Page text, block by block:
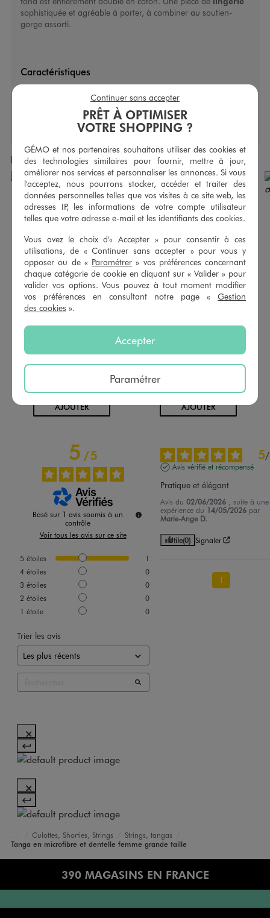
sophistiquée et agréable à porter, à combiner au soutien-
gorge assorti.
Caractéristiques
Produits achetés ensemble
Soutien-gorge emboitant en dentelle femme grande taille
17,99 €
4.5/5 de moyenne
AJOUTERAU PANIER
Soutien-gorge emboitant à coques fines femme grande taille
19,99 €
AJOUTERAU PANIER
5/5
Basé sur 1 avis soumis à un
contrôle
Voir tous les avis sur ce site
5 étoiles
1
4 étoiles
0
3 étoiles
0
2 étoiles
0
1 étoile 0
Trier les avis
5/
Avis vérifié et récompensé
Pratique et élégant
Avis du02/06/2026
, suite à une
expérience du 14/05/2026 par
Marie-Ange D.
Utile(0) Signaler
1
Accueil
Femme
Lingerie
Culottes, Shorties, Strings
Strings, tangas
Tanga en microfibre et dentelle femme grande taille
390 MAGASINS EN FRANCE
PRÊT À OPTIMISER
VOTRE SHOPPING ?
GÉMO et nos partenaires souhaitons utiliser des cookies et
des technologies similaires pour fournir, mettre à jour,
améliorer nos services et personnaliser les annonces. Si vous
l'acceptez, nous pourrons stocker, accéder et traiter des
données personnelles telles que vos visites à ce site web, les
adresses IP, les informations de votre compte utilisateur
telles que votre adresse e-mail et les identifiants des cookies.
Vous avez le choix d'« Accepter » pour consentir à ces
utilisations, de « Continuer sans accepter » pour vous y
opposer ou de « Paramétrer » vos préférences concernant
chaque catégorie de cookie en cliquant sur « Valider » pour
valider vos options. Vous pouvez à tout moment modifier
vos préférences en consultant notre page « Gestion
des cookies ».
Accepter
Paramétrer
Continuer sans accepter